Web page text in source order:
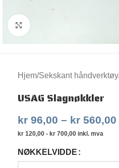
Klikk for større bilde
Hjem Sekskant håndverktøy
USAG Slagnøkkler
kr 96,00 – kr 560,00
kr 120,00 - kr 700,00 inkl. mva
NØKKELVIDDE